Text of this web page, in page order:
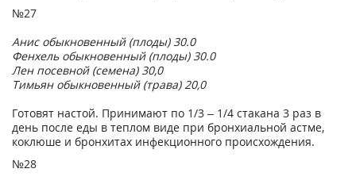
№27
Анис обыкновенный (плоды) 30.0
Фенхель обыкновенный (плоды) 30.0
Лен посевной (семена) 30,0
Тимьян обыкновенный (трава) 20,0
Готовят настой. Принимают по 1/3 – 1/4 стакана 3 раз в
день после еды в теплом виде при бронхиальной астме,
коклюше и бронхитах инфекционного происхождения.
№28